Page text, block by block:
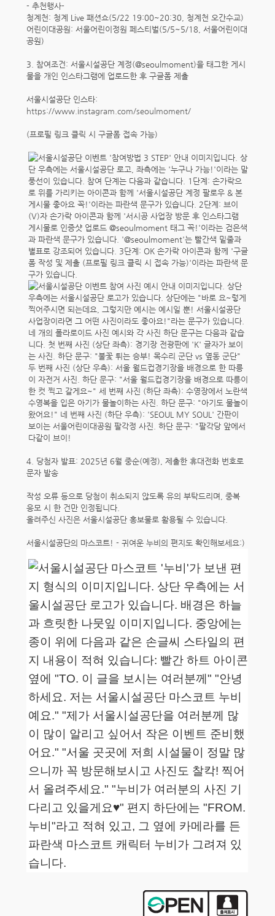
- 추천행사-
청계천: 청계 Live 패션쇼(5/22 19:00~20:30, 청계천 오간수교)
어린이대공원: 서울어린이정원 페스티벌(5/5~5/18, 서울어린이대
공원)
3. 참여조건: 서울시설공단 계정(@seoulmoment)을 태그한 게시
물을 개인 인스타그램에 업로드한 후 구글폼 제출
서울시설공단 인스타:
https://www.instagram.com/seoulmoment/
(프로필 링크 클릭 시 구글폼 접속 가능)
4. 당첨자 발표: 2025년 6월 중순(예정), 제출한 휴대전화 번호로
문자 발송
작성 오류 등으로 당첨이 취소되지 않도록 유의 부탁드리며, 중복
응모 시 한 건만 인정됩니다.
올려주신 사진은 서울시설공단 홍보물로 활용될 수 있습니다.
서울시설공단의 마스코트! - 귀여운 누비의 편지도 확인해보세요:)